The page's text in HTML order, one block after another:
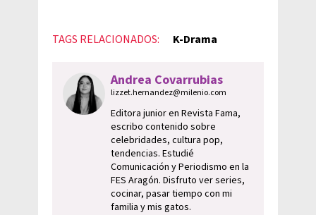
TAGS RELACIONADOS: K-Drama
Andrea Covarrubias
lizzet.hernandez@milenio.com
Editora junior en Revista Fama,
escribo contenido sobre
celebridades, cultura pop,
tendencias. Estudié
Comunicación y Periodismo en la
FES Aragón. Disfruto ver series,
cocinar, pasar tiempo con mi
familia y mis gatos.